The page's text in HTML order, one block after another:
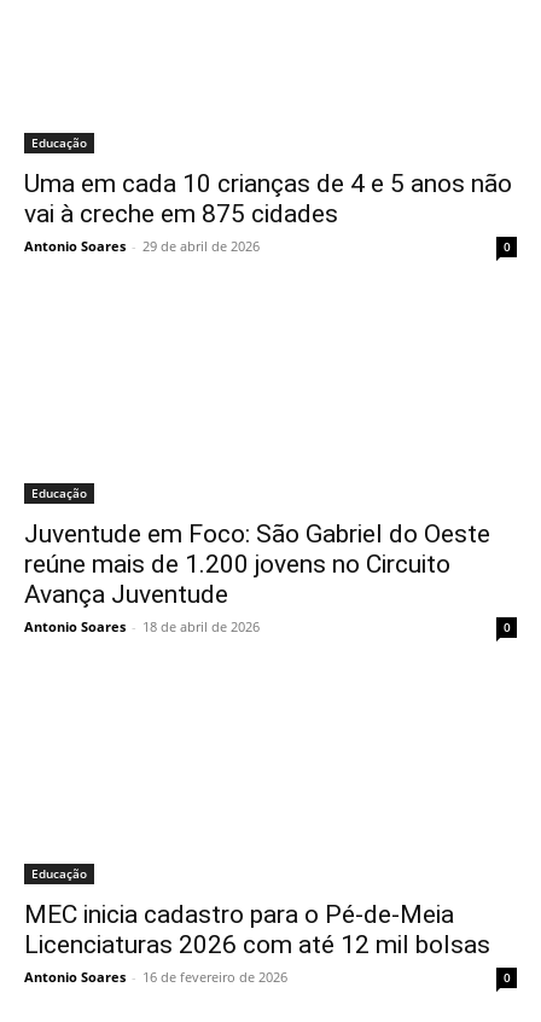
Educação
Uma em cada 10 crianças de 4 e 5 anos não
vai à creche em 875 cidades
Antonio Soares - 29 de abril de 2026 0
Educação
Juventude em Foco: São Gabriel do Oeste
reúne mais de 1.200 jovens no Circuito
Avança Juventude
Antonio Soares - 18 de abril de 2026 0
Educação
MEC inicia cadastro para o Pé-de-Meia
Licenciaturas 2026 com até 12 mil bolsas
Antonio Soares - 16 de fevereiro de 2026 0